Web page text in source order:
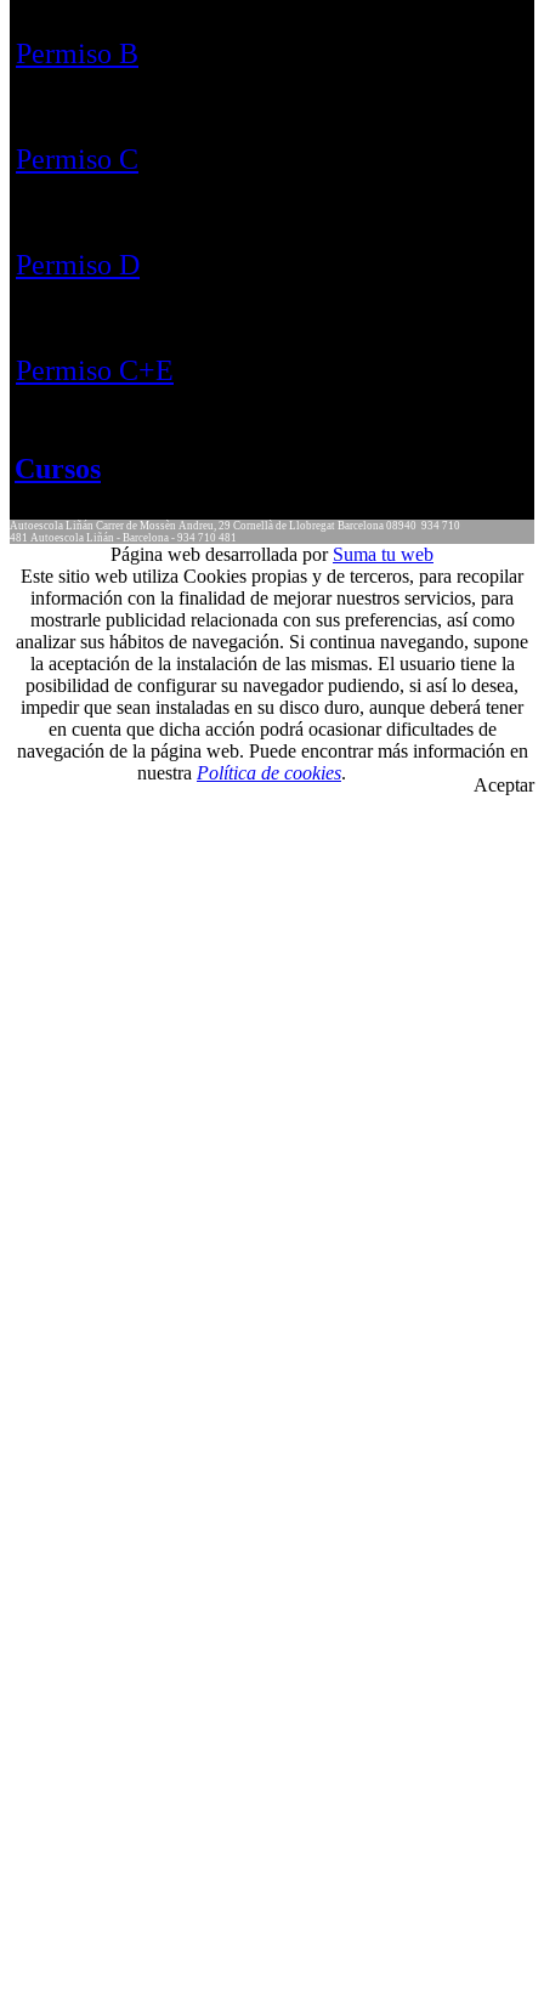
Permiso B
Permiso C
Permiso D
Permiso C+E
Cursos
Autoescola Liñán Carrer de Mossèn Andreu, 29 Cornellà de Llobregat Barcelona 08940 934 710
481 Autoescola Liñán - Barcelona - 934 710 481
Página web desarrollada por Suma tu web
Este sitio web utiliza Cookies propias y de terceros, para recopilar
información con la finalidad de mejorar nuestros servicios, para
mostrarle publicidad relacionada con sus preferencias, así como
analizar sus hábitos de navegación. Si continua navegando, supone
la aceptación de la instalación de las mismas. El usuario tiene la
posibilidad de configurar su navegador pudiendo, si así lo desea,
impedir que sean instaladas en su disco duro, aunque deberá tener
en cuenta que dicha acción podrá ocasionar dificultades de
navegación de la página web. Puede encontrar más información en
nuestra Política de cookies.
Aceptar